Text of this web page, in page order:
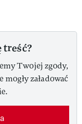
treść?
Twojej zgody,
załadować